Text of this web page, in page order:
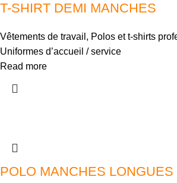
T-SHIRT DEMI MANCHES
Vêtements de travail , Polos et t-shirts
Uniformes d’accueil / service
Read more
POLO MANCHES LONGUES